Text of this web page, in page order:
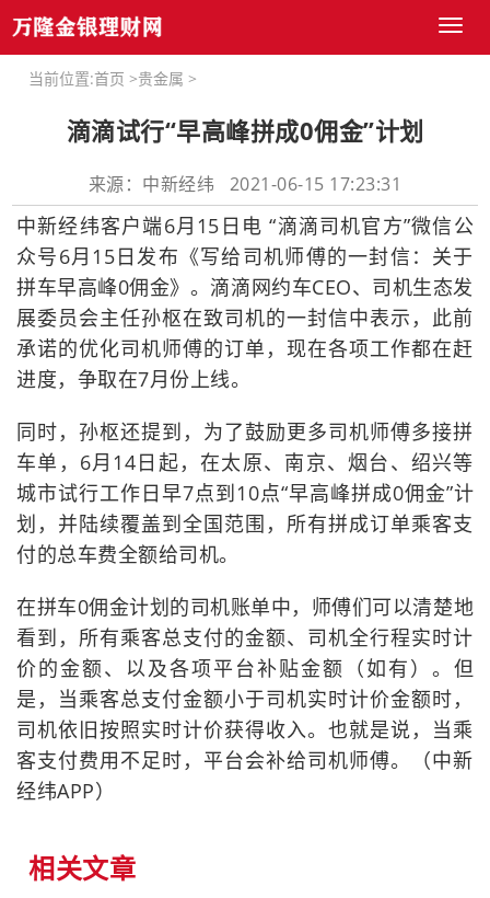
Toggle
当前位置:首页 >贵金属 >
滴滴试行“早高峰拼成0佣金”计划
来源：中新经纬 2021-06-15 17:23:31
中新经纬客户端6月15日电 “滴滴司机官方”微信公
众号6月15日发布《写给司机师傅的一封信：关于
拼车早高峰0佣金》。滴滴网约车CEO、司机生态发
展委员会主任孙枢在致司机的一封信中表示，此前
承诺的优化司机师傅的订单，现在各项工作都在赶
进度，争取在7月份上线。
同时，孙枢还提到，为了鼓励更多司机师傅多接拼
车单，6月14日起，在太原、南京、烟台、绍兴等
城市试行工作日早7点到10点“早高峰拼成0佣金”计
划，并陆续覆盖到全国范围，所有拼成订单乘客支
付的总车费全额给司机。
在拼车0佣金计划的司机账单中，师傅们可以清楚地
看到，所有乘客总支付的金额、司机全行程实时计
价的金额、以及各项平台补贴金额（如有）。但
是，当乘客总支付金额小于司机实时计价金额时，
司机依旧按照实时计价获得收入。也就是说，当乘
客支付费用不足时，平台会补给司机师傅。（中新
经纬APP）
相关文章